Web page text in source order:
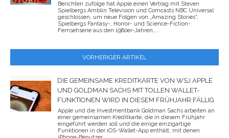
Berichten zufolge hat Apple einen Vertrag mit Steven
Spielbergs Amblin Television und Comcasts NBC Universal
geschlossen, um neue Folgen von „Amazing Stories“,
Spielbergs Fantasy-, Horror- und Science-Fiction-
Fernsehserie aus den 1980er-Jahren,...
VORHERIGER ARTIKEL
DIE GEMEINSAME KREDITKARTE VON WSJ APPLE
UND GOLDMAN SACHS MIT TOLLEN WALLET-
FUNKTIONEN WIRD IN DIESEM FRÜHJAHR FÄLLIG
Apple und die Investmentbank Goldman Sachs arbeiten an
einer gemeinsamen Kreditkarte, die in diesem Frühjahr
eingeführt werden soll und die einige einzigartige
Funktionen in der iOS-Wallet-App enthält, mit denen